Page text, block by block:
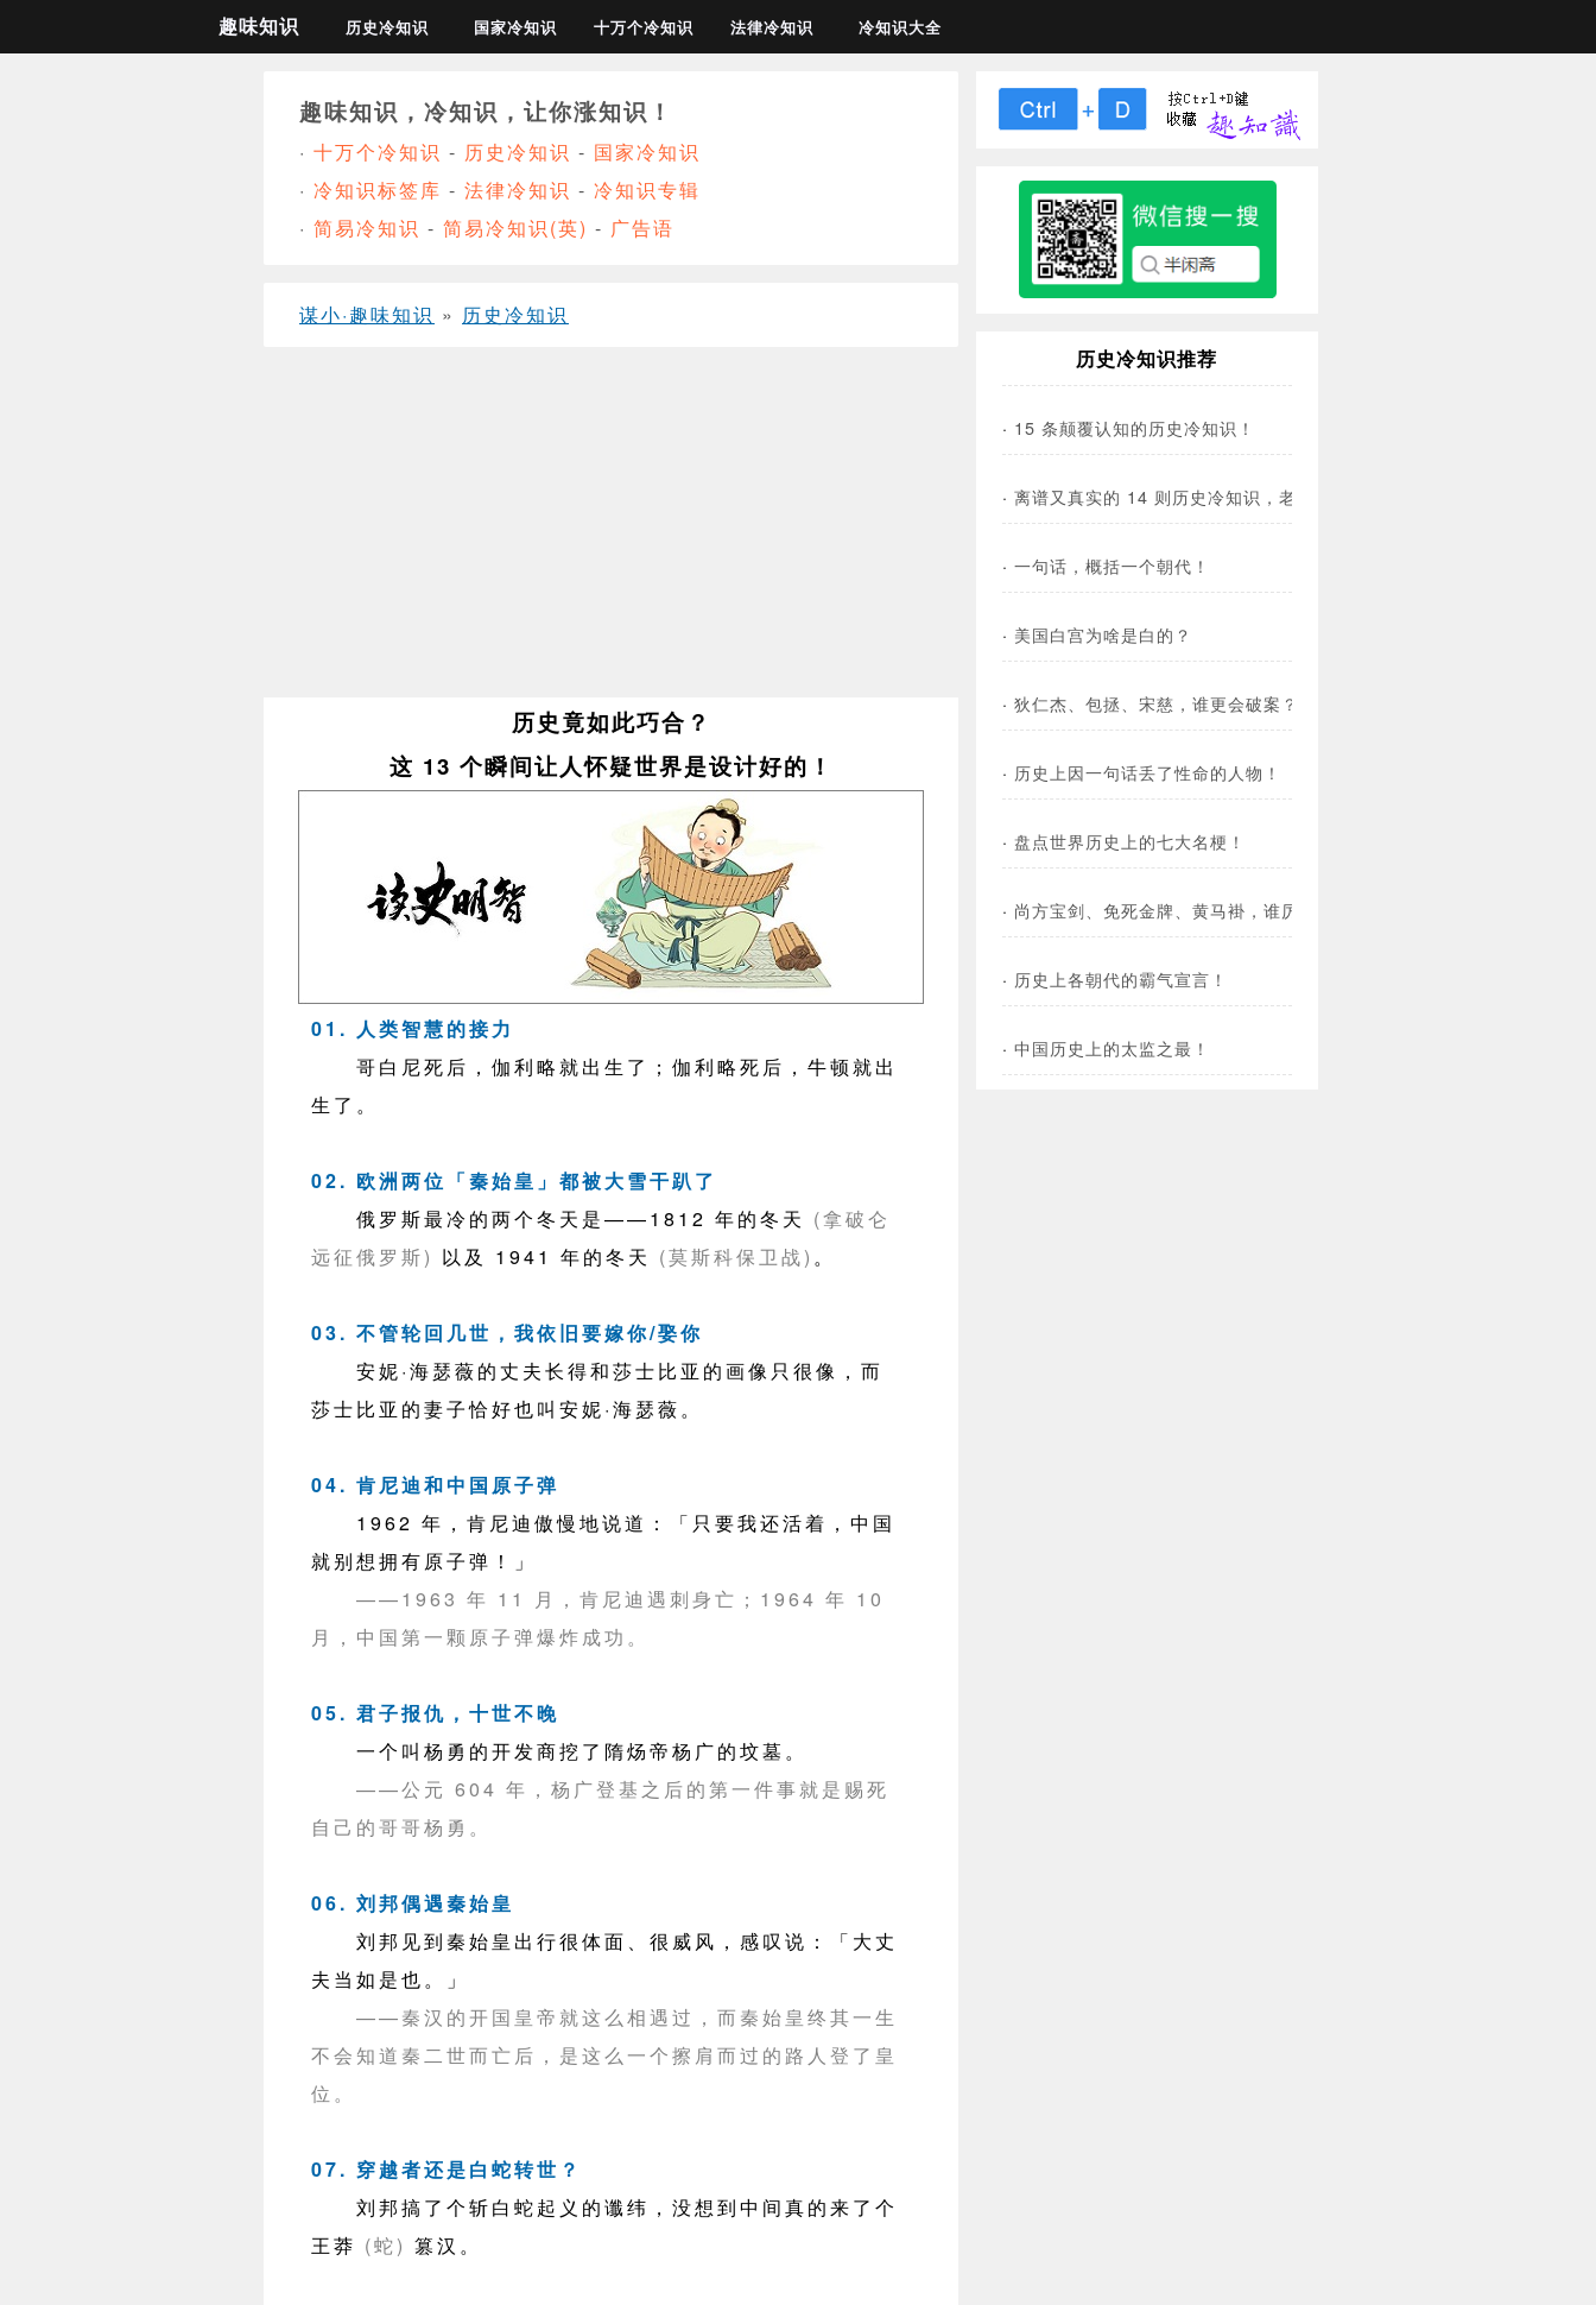
趣味知识 历史冷知识 国家冷知识 十万个冷知识 法律冷知识 冷知识大全
趣味知识，冷知识，让你涨知识！
· 十万个冷知识 - 历史冷知识 - 国家冷知识
· 冷知识标签库 - 法律冷知识 - 冷知识专辑
· 简易冷知识 - 简易冷知识(英) - 广告语
谋小·趣味知识 » 历史冷知识
历史竟如此巧合？
这 13 个瞬间让人怀疑世界是设计好的！
01. 人类智慧的接力
哥白尼死后，伽利略就出生了；伽利略死后，牛顿就出
生了。
02. 欧洲两位「秦始皇」都被大雪干趴了
俄罗斯最冷的两个冬天是——1812 年的冬天 (拿破仑
远征俄罗斯) 以及 1941 年的冬天 (莫斯科保卫战) 。
03. 不管轮回几世，我依旧要嫁你/娶你
安妮·海瑟薇的丈夫长得和莎士比亚的画像只很像，而
莎士比亚的妻子恰好也叫安妮·海瑟薇。
04. 肯尼迪和中国原子弹
1962 年，肯尼迪傲慢地说道：「只要我还活着，中国
就别想拥有原子弹！」
——1963 年 11 月，肯尼迪遇刺身亡；1964 年 10
月，中国第一颗原子弹爆炸成功。
05. 君子报仇，十世不晚
一个叫杨勇的开发商挖了隋炀帝杨广的坟墓。
——公元 604 年，杨广登基之后的第一件事就是赐死
自己的哥哥杨勇。
06. 刘邦偶遇秦始皇
刘邦见到秦始皇出行很体面、很威风，感叹说：「大丈
夫当如是也。」
——秦汉的开国皇帝就这么相遇过，而秦始皇终其一生
不会知道秦二世而亡后，是这么一个擦肩而过的路人登了皇
位。
07. 穿越者还是白蛇转世？
刘邦搞了个斩白蛇起义的谶纬，没想到中间真的来了个
王莽 (蛇) 篡汉。
历史冷知识推荐
· 15 条颠覆认知的历史冷知识！
· 离谱又真实的 14 则历史冷知识，老师都不敢讲！
· 一句话，概括一个朝代！
· 美国白宫为啥是白的？
· 狄仁杰、包拯、宋慈，谁更会破案？
· 历史上因一句话丢了性命的人物！
· 盘点世界历史上的七大名梗！
· 尚方宝剑、免死金牌、黄马褂，谁厉害？
· 历史上各朝代的霸气宣言！
· 中国历史上的太监之最！